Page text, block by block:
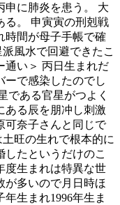
申に肺炎を患う。 大
る。 申寅寅の刑剋戦
時間が母子手帳で確
風水で回避できたこ
通い＞ 丙日生まれだ
ーで感染したのでし
である官星がつよく
ある辰を朋冲し刺激
可奈子さんと同じで
旺の生れで根本的に
たというだけのこ
度生まれは特異な世
が多いので月日時ほ
生まれ1996年生ま